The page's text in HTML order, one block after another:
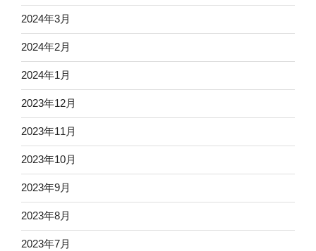
2024年3月
2024年2月
2024年1月
2023年12月
2023年11月
2023年10月
2023年9月
2023年8月
2023年7月